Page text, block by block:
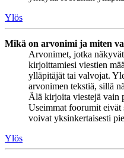
Ylös
Mikä on arvonimi ja miten
Arvonimet, jotka
kirjoittamiesi viestien
ylläpitäjät tai valvojat.
arvonimen tekstiä, sillä
Älä kirjoita viestejä vain
Useimmat foorumit eivät
voivat yksinkertaisesti
Ylös